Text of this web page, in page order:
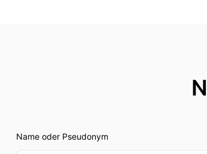
Name oder Pseudonym